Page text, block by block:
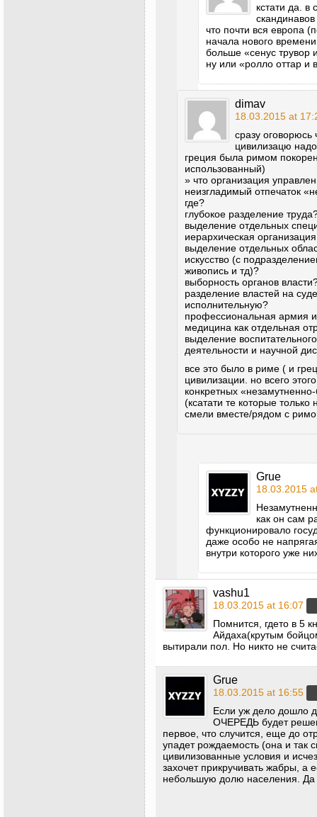
кстати да. в
что почти вся европа
начала нового
больше «сенус трувор
ну или «ролло оттар и
dimav
18.03.2015 at
сразу
цивилизацю
греция была римом
использованный)
» что организация
неизгладимый отпечаток
где?
глубокое разделение
выделение отдельных
иерархическая
выделение отдельных
искусство (с
живопись и тд)?
выборность органов
разделение властей на
исполнительную?
профессиональная армия
медицина как отдельная
выделение
деятельности и научной
все это было в риме ( и
цивилизации. но всего
конкретных
(ксатати те которые
смели вместе/рядом с
Grue
18.03.2015
как он сам
функционировало
даже особо не
внутри которого уже
vashu1
18.03.2015 at 16:07
Помнится, гдето в 5
Айдаха(крутым
вытирали пол. Но никто не
Grue
18.03.2015 at 16:55
Если уж дело дошло
ОЧЕРЕДЬ будет
первое, что случится, еще до
упадет рождаемость (она и так
цивилизованные условия и
захочет прикручивать жабры, а
небольшую долю населения.